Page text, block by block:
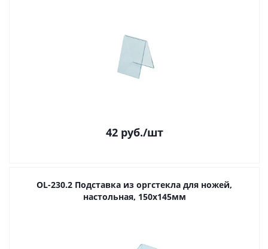
42руб./шт
OL-230.2 Подставка из оргстекла для ножей,
настольная, 150х145мм